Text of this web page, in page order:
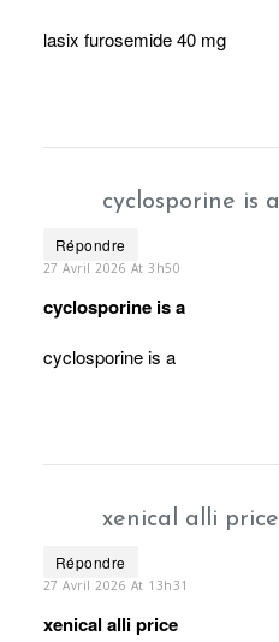
lasix furosemide 40 mg
cyclosporine is a
Répondre
27 Avril 2026 At 3h50
cyclosporine is a
cyclosporine is a
xenical alli price
Répondre
27 Avril 2026 At 13h31
xenical alli price